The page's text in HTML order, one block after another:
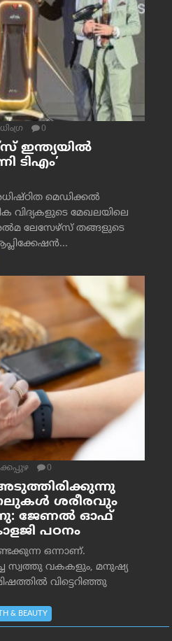
0
ഇന്ത്യയിൽ
ടിഎം’
മെഡിക്കൽ
വിദ്യകളുടെ മേഖലയിലെ
ലേസേഴ്സ് തങ്ങളുടെ
0
ശരീരവും
ജേണല്‍ ഓഫ്
പഠനം
ഒന്നാണ്.
സ്വത്തു വകകളും, മനുഷ്യ
വിട്ടെറിഞ്ഞു
& BEAUTY